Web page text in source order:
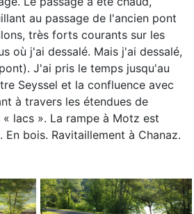
au passage de l'ancien pont
très forts courants sur les
où j'ai dessalé. Mais j'ai dessalé,
J'ai pris le temps jusqu'au
Seyssel et la confluence avec
à travers les étendues de
lacs ». La rampe à Motz est
bois. Ravitaillement à Chanaz.